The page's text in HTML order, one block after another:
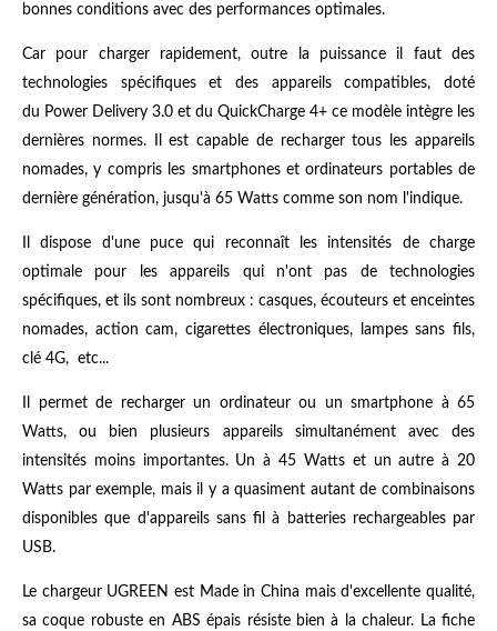
bonnes conditions avec des performances optimales.
Car pour charger rapidement, outre la puissance il faut des
technologies spécifiques et des appareils compatibles, doté
du Power Delivery 3.0 et du QuickCharge 4+ ce modèle intègre les
dernières normes. Il est capable de recharger tous les appareils
nomades, y compris les smartphones et ordinateurs portables de
dernière génération, jusqu'à 65 Watts comme son nom l'indique.
Il dispose d'une puce qui reconnaît les intensités de charge
optimale pour les appareils qui n'ont pas de technologies
spécifiques, et ils sont nombreux : casques, écouteurs et enceintes
nomades, action cam, cigarettes électroniques, lampes sans fils,
clé 4G, etc...
Il permet de recharger un ordinateur ou un smartphone à 65
Watts, ou bien plusieurs appareils simultanément avec des
intensités moins importantes. Un à 45 Watts et un autre à 20
Watts par exemple, mais il y a quasiment autant de combinaisons
disponibles que d'appareils sans fil à batteries rechargeables par
USB.
Le chargeur UGREEN est Made in China mais d'excellente qualité,
sa coque robuste en ABS épais résiste bien à la chaleur. La fiche